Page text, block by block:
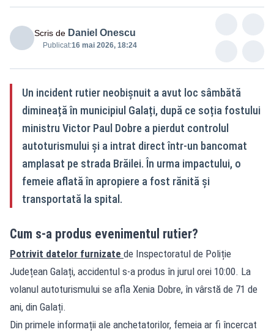
Scris de Daniel Onescu
Publicat:16 mai 2026, 18:24
Un incident rutier neobișnuit a avut loc sâmbătă
dimineață în municipiul Galați, după ce soția fostului
ministru Victor Paul Dobre a pierdut controlul
autoturismului și a intrat direct într-un bancomat
amplasat pe strada Brăilei. În urma impactului, o
femeie aflată în apropiere a fost rănită și
transportată la spital.
Cum s-a produs evenimentul rutier?
Potrivit datelor furnizate de Inspectoratul de Poliție
Județean Galați, accidentul s-a produs în jurul orei 10:00. La
volanul autoturismului se afla Xenia Dobre, în vârstă de 71 de
ani, din Galați.
Din primele informații ale anchetatorilor, femeia ar fi încercat